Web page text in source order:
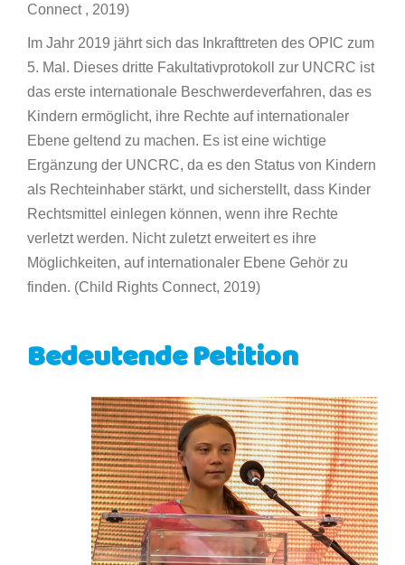
Connect , 2019)
Im Jahr 2019 jährt sich das Inkrafttreten des OPIC zum
5. Mal. Dieses dritte Fakultativprotokoll zur UNCRC ist
das erste internationale Beschwerdeverfahren, das es
Kindern ermöglicht, ihre Rechte auf internationaler
Ebene geltend zu machen. Es ist eine wichtige
Ergänzung der UNCRC, da es den Status von Kindern
als Rechteinhaber stärkt, und sicherstellt, dass Kinder
Rechtsmittel einlegen können, wenn ihre Rechte
verletzt werden. Nicht zuletzt erweitert es ihre
Möglichkeiten, auf internationaler Ebene Gehör zu
finden. (Child Rights Connect, 2019)
Bedeutende Petition